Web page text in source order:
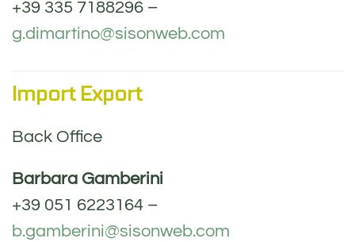
+39 335 7188296 –
g.dimartino@sisonweb.com
Import Export
Back Office
Barbara Gamberini
+39 051 6223164 –
b.gamberini@sisonweb.com